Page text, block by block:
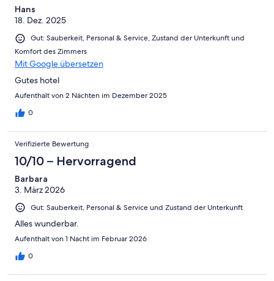
Hans
18. Dez. 2025
Gut: Sauberkeit, Personal & Service, Zustand der Unterkunft und
Komfort des Zimmers
Mit Google übersetzen
Gutes hotel
Aufenthalt von 2 Nächten im Dezember 2025
0
Verifizierte Bewertung
10/10 – Hervorragend
Barbara
3. März 2026
Gut: Sauberkeit, Personal & Service und Zustand der Unterkunft
Alles wunderbar.
Aufenthalt von 1 Nacht im Februar 2026
0